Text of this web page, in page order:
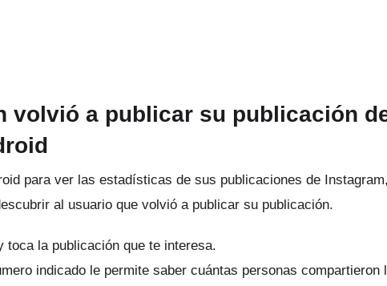
volvió a publicar su publicación
para ver las estadísticas de sus publicaciones de Instagram,
al usuario que volvió a publicar su publicación.
la publicación que te interesa.
indicado le permite saber cuántas personas compartieron